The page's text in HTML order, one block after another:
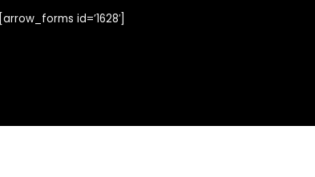
[arrow_forms id=’1628′]